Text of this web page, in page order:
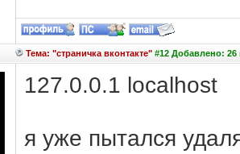
Тема: "страничка вконтакте"#12 Добавлено: 26
127.0.0.1 localhost
я уже пытался